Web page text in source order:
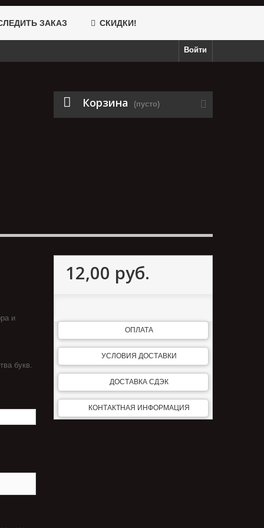
ЗАКАЗ СКИДКИ!
Войти
Корзина (пусто)
и
букв.
12,00 руб.
ОПЛАТА
УСЛОВИЯ ДОСТАВКИ
ДОСТАВКА СДЭК
КОНТАКТНАЯ ИНФОРМАЦИЯ